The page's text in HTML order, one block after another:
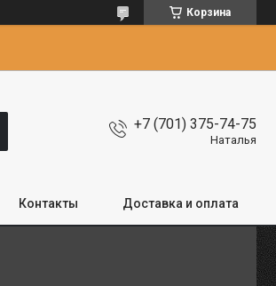
Корзина
+7 (701) 375-74-75
Наталья
Контакты Доставка и оплата